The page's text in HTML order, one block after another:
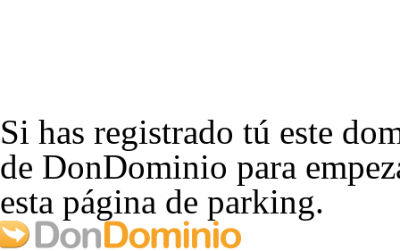
Si has registrado tú este
de DonDominio para
esta página de parking.